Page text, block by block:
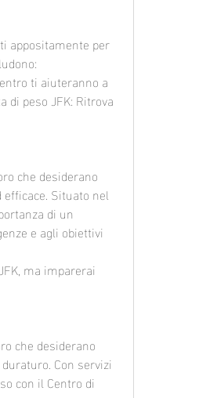
appositamente per
ti aiuteranno a
di peso JFK: Ritrova
che desiderano
Situato nel
di un
e agli obiettivi
ma imparerai
che desiderano
Con servizi
con il Centro di